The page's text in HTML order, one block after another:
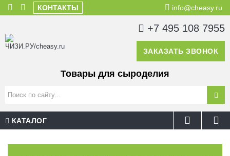
КОНТАКТЫ info@cheasy.ru
+7 495 108 7955
ЗАКАЗАТЬ ЗВОНОК
Товары для сыроделия
КАТАЛОГ